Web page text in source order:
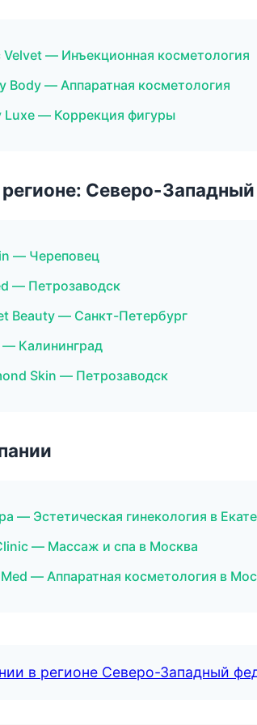
Velvet — Инъекционная косметология
Body — Аппаратная косметология
— Коррекция фигуры
Северо-
— Череповец
— Петрозаводск
Beauty — Санкт-Петербург
Калининград
Skin — Петрозаводск
— Эстетическая гинекология в
— Массаж и спа в Москва
— Аппаратная косметология в
в регионе Северо-Западный